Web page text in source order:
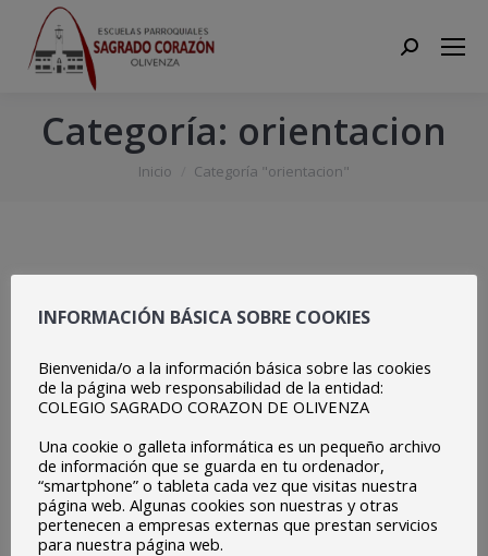
Search:
Categoría: orientacion
Estás aquí:
Inicio Categoría "orientacion"
INFORMACIÓN BÁSICA SOBRE COOKIES
Bienvenida/o a la información básica sobre las cookies
de la página web responsabilidad de la entidad:
COLEGIO SAGRADO CORAZON DE OLIVENZA
Una cookie o galleta informática es un pequeño archivo
de información que se guarda en tu ordenador,
“smartphone” o tableta cada vez que visitas nuestra
página web. Algunas cookies son nuestras y otras
pertenecen a empresas externas que prestan servicios
para nuestra página web.